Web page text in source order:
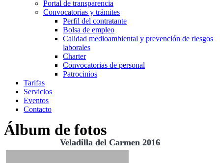
Portal de transparencia
Convocatorias y trámites
Perfil del contratante
Bolsa de empleo
Calidad medioambiental y prevención de riesgos
laborales
Charter
Convocatorias de personal
Patrocinios
Tarifas
Servicios
Eventos
Contacto
Álbum de fotos
Veladilla del Carmen 2016